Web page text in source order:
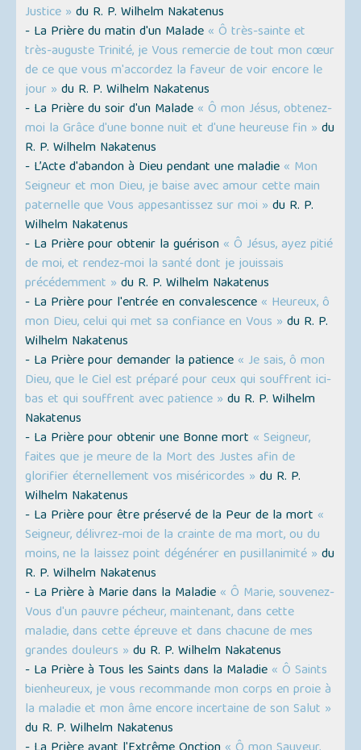
Justice » du R. P. Wilhelm Nakatenus
- La Prière du matin d'un Malade « Ô très-sainte et
très-auguste Trinité, je Vous remercie de tout mon cœur
de ce que vous m'accordez la faveur de voir encore le
jour » du R. P. Wilhelm Nakatenus
- La Prière du soir d'un Malade « Ô mon Jésus, obtenez-
moi la Grâce d'une bonne nuit et d'une heureuse fin » du
R. P. Wilhelm Nakatenus
- L’Acte d'abandon à Dieu pendant une maladie « Mon
Seigneur et mon Dieu, je baise avec amour cette main
paternelle que Vous appesantissez sur moi » du R. P.
Wilhelm Nakatenus
- La Prière pour obtenir la guérison « Ô Jésus, ayez pitié
de moi, et rendez-moi la santé dont je jouissais
précédemment » du R. P. Wilhelm Nakatenus
- La Prière pour l'entrée en convalescence « Heureux, ô
mon Dieu, celui qui met sa confiance en Vous » du R. P.
Wilhelm Nakatenus
- La Prière pour demander la patience « Je sais, ô mon
Dieu, que le Ciel est préparé pour ceux qui souffrent ici-
bas et qui souffrent avec patience » du R. P. Wilhelm
Nakatenus
- La Prière pour obtenir une Bonne mort « Seigneur,
faites que je meure de la Mort des Justes afin de
glorifier éternellement vos miséricordes » du R. P.
Wilhelm Nakatenus
- La Prière pour être préservé de la Peur de la mort «
Seigneur, délivrez-moi de la crainte de ma mort, ou du
moins, ne la laissez point dégénérer en pusillanimité » du
R. P. Wilhelm Nakatenus
- La Prière à Marie dans la Maladie « Ô Marie, souvenez-
Vous d'un pauvre pécheur, maintenant, dans cette
maladie, dans cette épreuve et dans chacune de mes
grandes douleurs » du R. P. Wilhelm Nakatenus
- La Prière à Tous les Saints dans la Maladie « Ô Saints
bienheureux, je vous recommande mon corps en proie à
la maladie et mon âme encore incertaine de son Salut »
du R. P. Wilhelm Nakatenus